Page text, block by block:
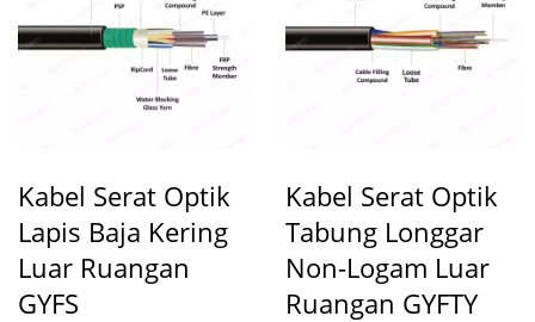
Kabel Serat Optik
Lapis Baja Kering
Luar Ruangan
GYFS
Kabel Serat Optik
Tabung Longgar
Non-Logam Luar
Ruangan GYFTY